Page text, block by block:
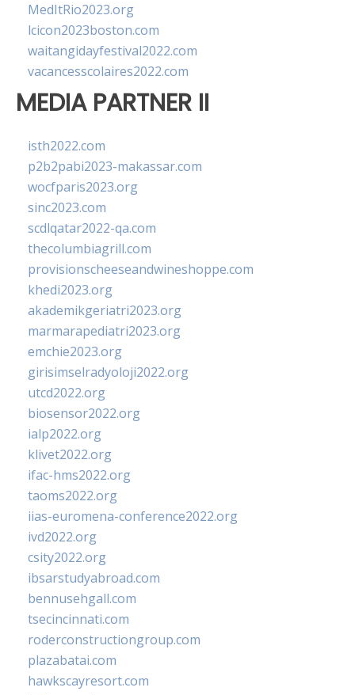
MedItRio2023.org
lcicon2023boston.com
waitangidayfestival2022.com
vacancesscolaires2022.com
MEDIA PARTNER II
isth2022.com
p2b2pabi2023-makassar.com
wocfparis2023.org
sinc2023.com
scdlqatar2022-qa.com
thecolumbiagrill.com
provisionscheeseandwineshoppe.com
khedi2023.org
akademikgeriatri2023.org
marmarapediatri2023.org
emchie2023.org
girisimselradyoloji2022.org
utcd2022.org
biosensor2022.org
ialp2022.org
klivet2022.org
ifac-hms2022.org
taoms2022.org
iias-euromena-conference2022.org
ivd2022.org
csity2022.org
ibsarstudyabroad.com
bennusehgall.com
tsecincinnati.com
roderconstructiongroup.com
plazabatai.com
hawkscayresort.com